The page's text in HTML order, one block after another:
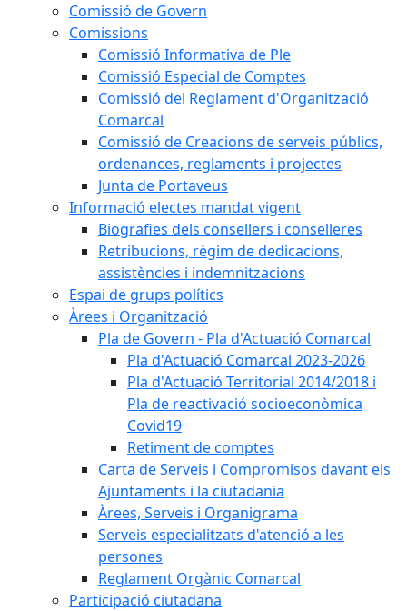
Comissió de Govern
Comissions
Comissió Informativa de Ple
Comissió Especial de Comptes
Comissió del Reglament d'Organització
Comarcal
Comissió de Creacions de serveis públics,
ordenances, reglaments i projectes
Junta de Portaveus
Informació electes mandat vigent
Biografies dels consellers i conselleres
Retribucions, règim de dedicacions,
assistències i indemnitzacions
Espai de grups polítics
Àrees i Organització
Pla de Govern - Pla d'Actuació Comarcal
Pla d'Actuació Comarcal 2023-2026
Pla d'Actuació Territorial 2014/2018 i
Pla de reactivació socioeconòmica
Covid19
Retiment de comptes
Carta de Serveis i Compromisos davant els
Ajuntaments i la ciutadania
Àrees, Serveis i Organigrama
Serveis especialitzats d'atenció a les
persones
Reglament Orgànic Comarcal
Participació ciutadana